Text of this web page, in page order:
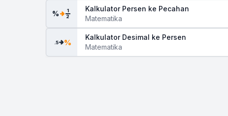
% 1
2
Kalkulator Persen ke Pecahan
Matematika
.5 %
Kalkulator Desimal ke Persen
Matematika